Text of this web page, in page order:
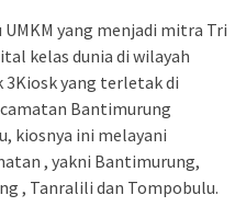
yang menjadi mitra Tri
kelas dunia di wilayah
3Kiosk yang terletak di
Bantimurung
kiosnya ini melayani
, yakni Bantimurung,
, Tanralili dan Tompobulu.